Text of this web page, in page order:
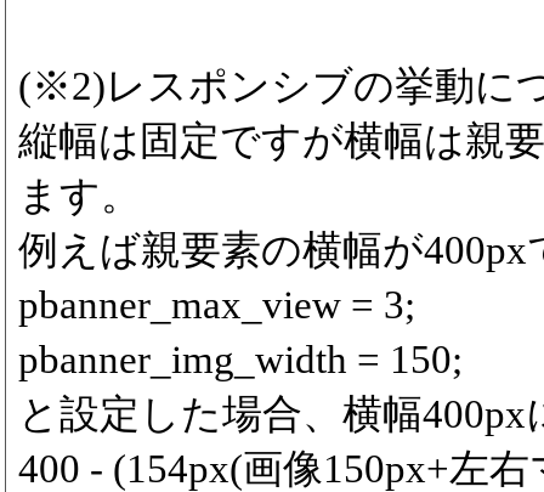
(※2)レスポンシブの挙動に
縦幅は固定ですが横幅は親
ます。
例えば親要素の横幅が
pbanner_max_view = 3;
pbanner_img_width = 150;
と設定した場合、横幅
400 - (154px(画像150px+左